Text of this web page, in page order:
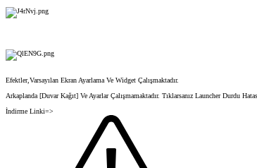
Efektler,Varsayılan Ekran Ayarlama Ve Widget Çalışmaktadır.
Arkaplanda [Duvar Kağıt] Ve Ayarlar Çalışmamaktadır. Tıklarsanız Launcher Durdu Hatası
İndirme Linki=>